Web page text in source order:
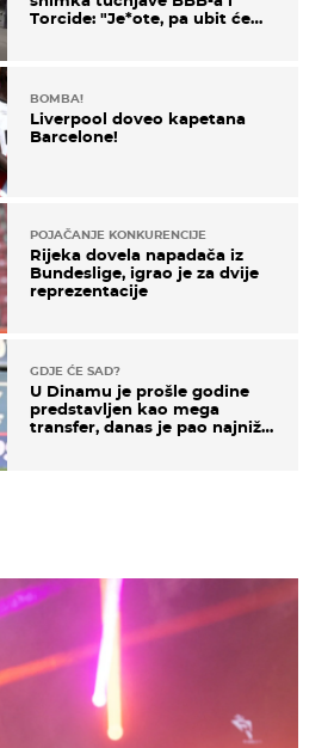
Torcide: "Je*ote, pa ubit će
BOMBA!
Liverpool doveo kapetana
Barcelone!
POJAČANJE KONKURENCIJE
Rijeka dovela napadača iz
Bundeslige, igrao je za dvije
reprezentacije
GDJE ĆE SAD?
U Dinamu je prošle godine
predstavljen kao mega
transfer, danas je pao najniže